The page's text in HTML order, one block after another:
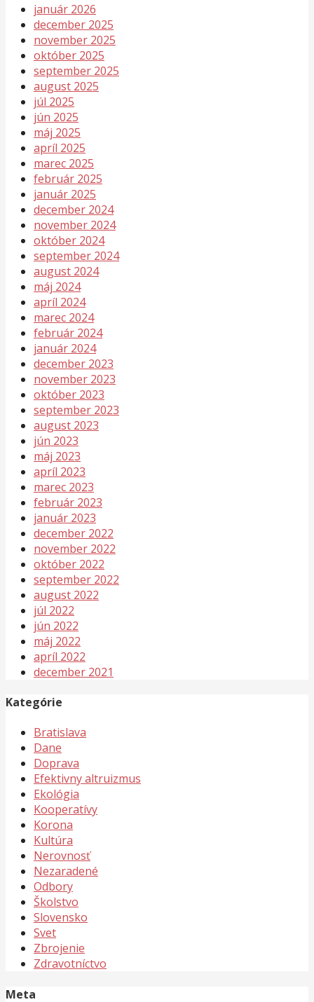
január 2026
december 2025
november 2025
október 2025
september 2025
august 2025
júl 2025
jún 2025
máj 2025
apríl 2025
marec 2025
február 2025
január 2025
december 2024
november 2024
október 2024
september 2024
august 2024
máj 2024
apríl 2024
marec 2024
február 2024
január 2024
december 2023
november 2023
október 2023
september 2023
august 2023
jún 2023
máj 2023
apríl 2023
marec 2023
február 2023
január 2023
december 2022
november 2022
október 2022
september 2022
august 2022
júl 2022
jún 2022
máj 2022
apríl 2022
december 2021
Kategórie
Bratislava
Dane
Doprava
Efektivny altruizmus
Ekológia
Kooperatívy
Korona
Kultúra
Nerovnosť
Nezaradené
Odbory
Školstvo
Slovensko
Svet
Zbrojenie
Zdravotníctvo
Meta